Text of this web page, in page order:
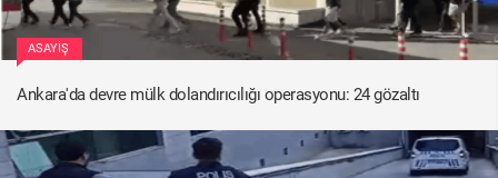
ASAYIŞ
Ankara'da devre mülk dolandırıcılığı operasyonu: 24 gözaltı